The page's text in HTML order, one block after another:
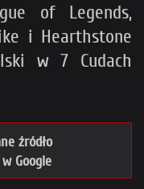
of Legends,
i Hearthstone
w 7 Cudach
źródło
Google